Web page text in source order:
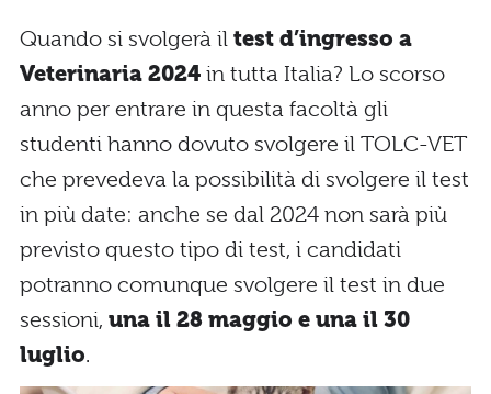
Quando si svolgerà il test d’ingresso a
Veterinaria 2024 in tutta Italia? Lo scorso
anno per entrare in questa facoltà gli
studenti hanno dovuto svolgere il TOLC-VET
che prevedeva la possibilità di svolgere il test
in più date: anche se dal 2024 non sarà più
previsto questo tipo di test, i candidati
potranno comunque svolgere il test in due
sessioni, una il 28 maggio e una il 30
luglio.